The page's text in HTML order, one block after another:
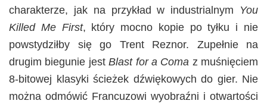
charakterze, jak na przykład w industrialnym You
Killed Me First, który mocno kopie po tyłku i nie
powstydziłby się go Trent Reznor. Zupełnie na
drugim biegunie jestBlast for a Coma z muśnięciem
8-bitowej klasyki ścieżek dźwiękowych do gier. Nie
można odmówić Francuzowi wyobraźni i otwartości